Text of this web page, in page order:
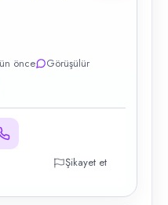
önce Görüşülür
Şikayet et